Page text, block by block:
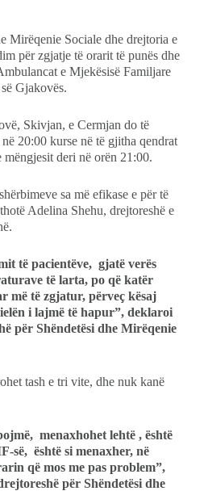
Mirëqenie Sociale dhe drejtoria e
për zgjatje të orarit të punës dhe
e Mjekësisë Familjare
Gjakovës.
Skivjan, e Cermjan do të
20:00 kurse në të gjitha qendrat
deri në orën 21:00.
sa më efikase e për të
Adelina Shehu, drejtoreshë e
të pacientëve, gjatë verës
të larta, po që katër
më të zgjatur, përveç kësaj
i lajmë të hapur”, deklaroi
për Shëndetësi dhe Mirëqenie
tash e tri vite, dhe nuk kanë
menaxhohet lehtë , është
së, është si menaxher, në
që mos me pas problem”,
për Shëndetësi dhe